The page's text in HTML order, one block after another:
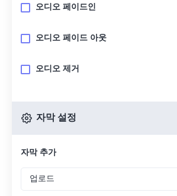
오디오 페이드인
오디오 페이드 아웃
오디오 제거
자막 설정
자막 추가
업로드